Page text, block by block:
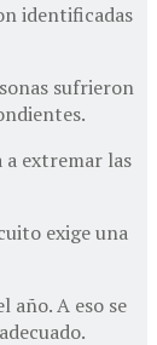
identificadas
sufrieron
a extremar las
exige una
año. A eso se